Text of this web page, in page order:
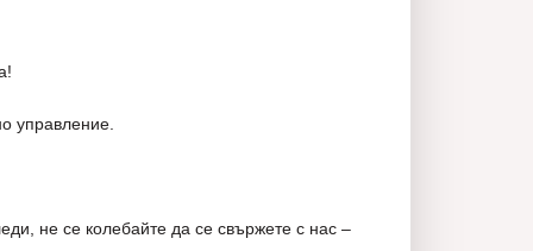
управление.
не се колебайте да се свържете с нас –